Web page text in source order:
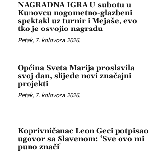
NAGRADNA IGRA U subotu u
Kunovcu nogometno-glazbeni
spektakl uz turnir i Mejaše, evo
tko je osvojio nagradu
Petak, 7. kolovoza 2026.
Općina Sveta Marija proslavila
svoj dan, slijede novi značajni
projekti
Petak, 7. kolovoza 2026.
Koprivničanac Leon Geci potpisao
ugovor sa Slavenom: ‘Sve ovo mi
puno znači’